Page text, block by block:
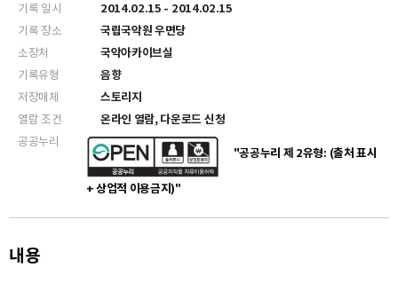
기록 일시
2014.02.15 - 2014.02.15
기록 장소
국립국악원 우면당
소장처
국악아카이브실
기록유형
음향
저장매체
스토리지
열람 조건
온라인 열람, 다운로드 신청
공공누리
"공공누리 제 2유형: (출처 표시
+ 상업적 이용금지)"
내용